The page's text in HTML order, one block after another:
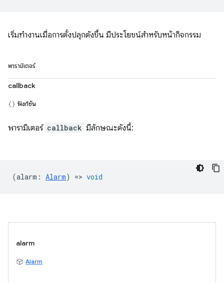
เริ่มทำงานเมื่อการตั้งปลุกดังขึ้น มีประโยชน์สำหรับหน้ากิจกรรม
พารามิเตอร์
callback
ฟังก์ชัน
พารามิเตอร์ callback มีลักษณะดังนี้:
(alarm : Alarm) => void
alarm
Alarm